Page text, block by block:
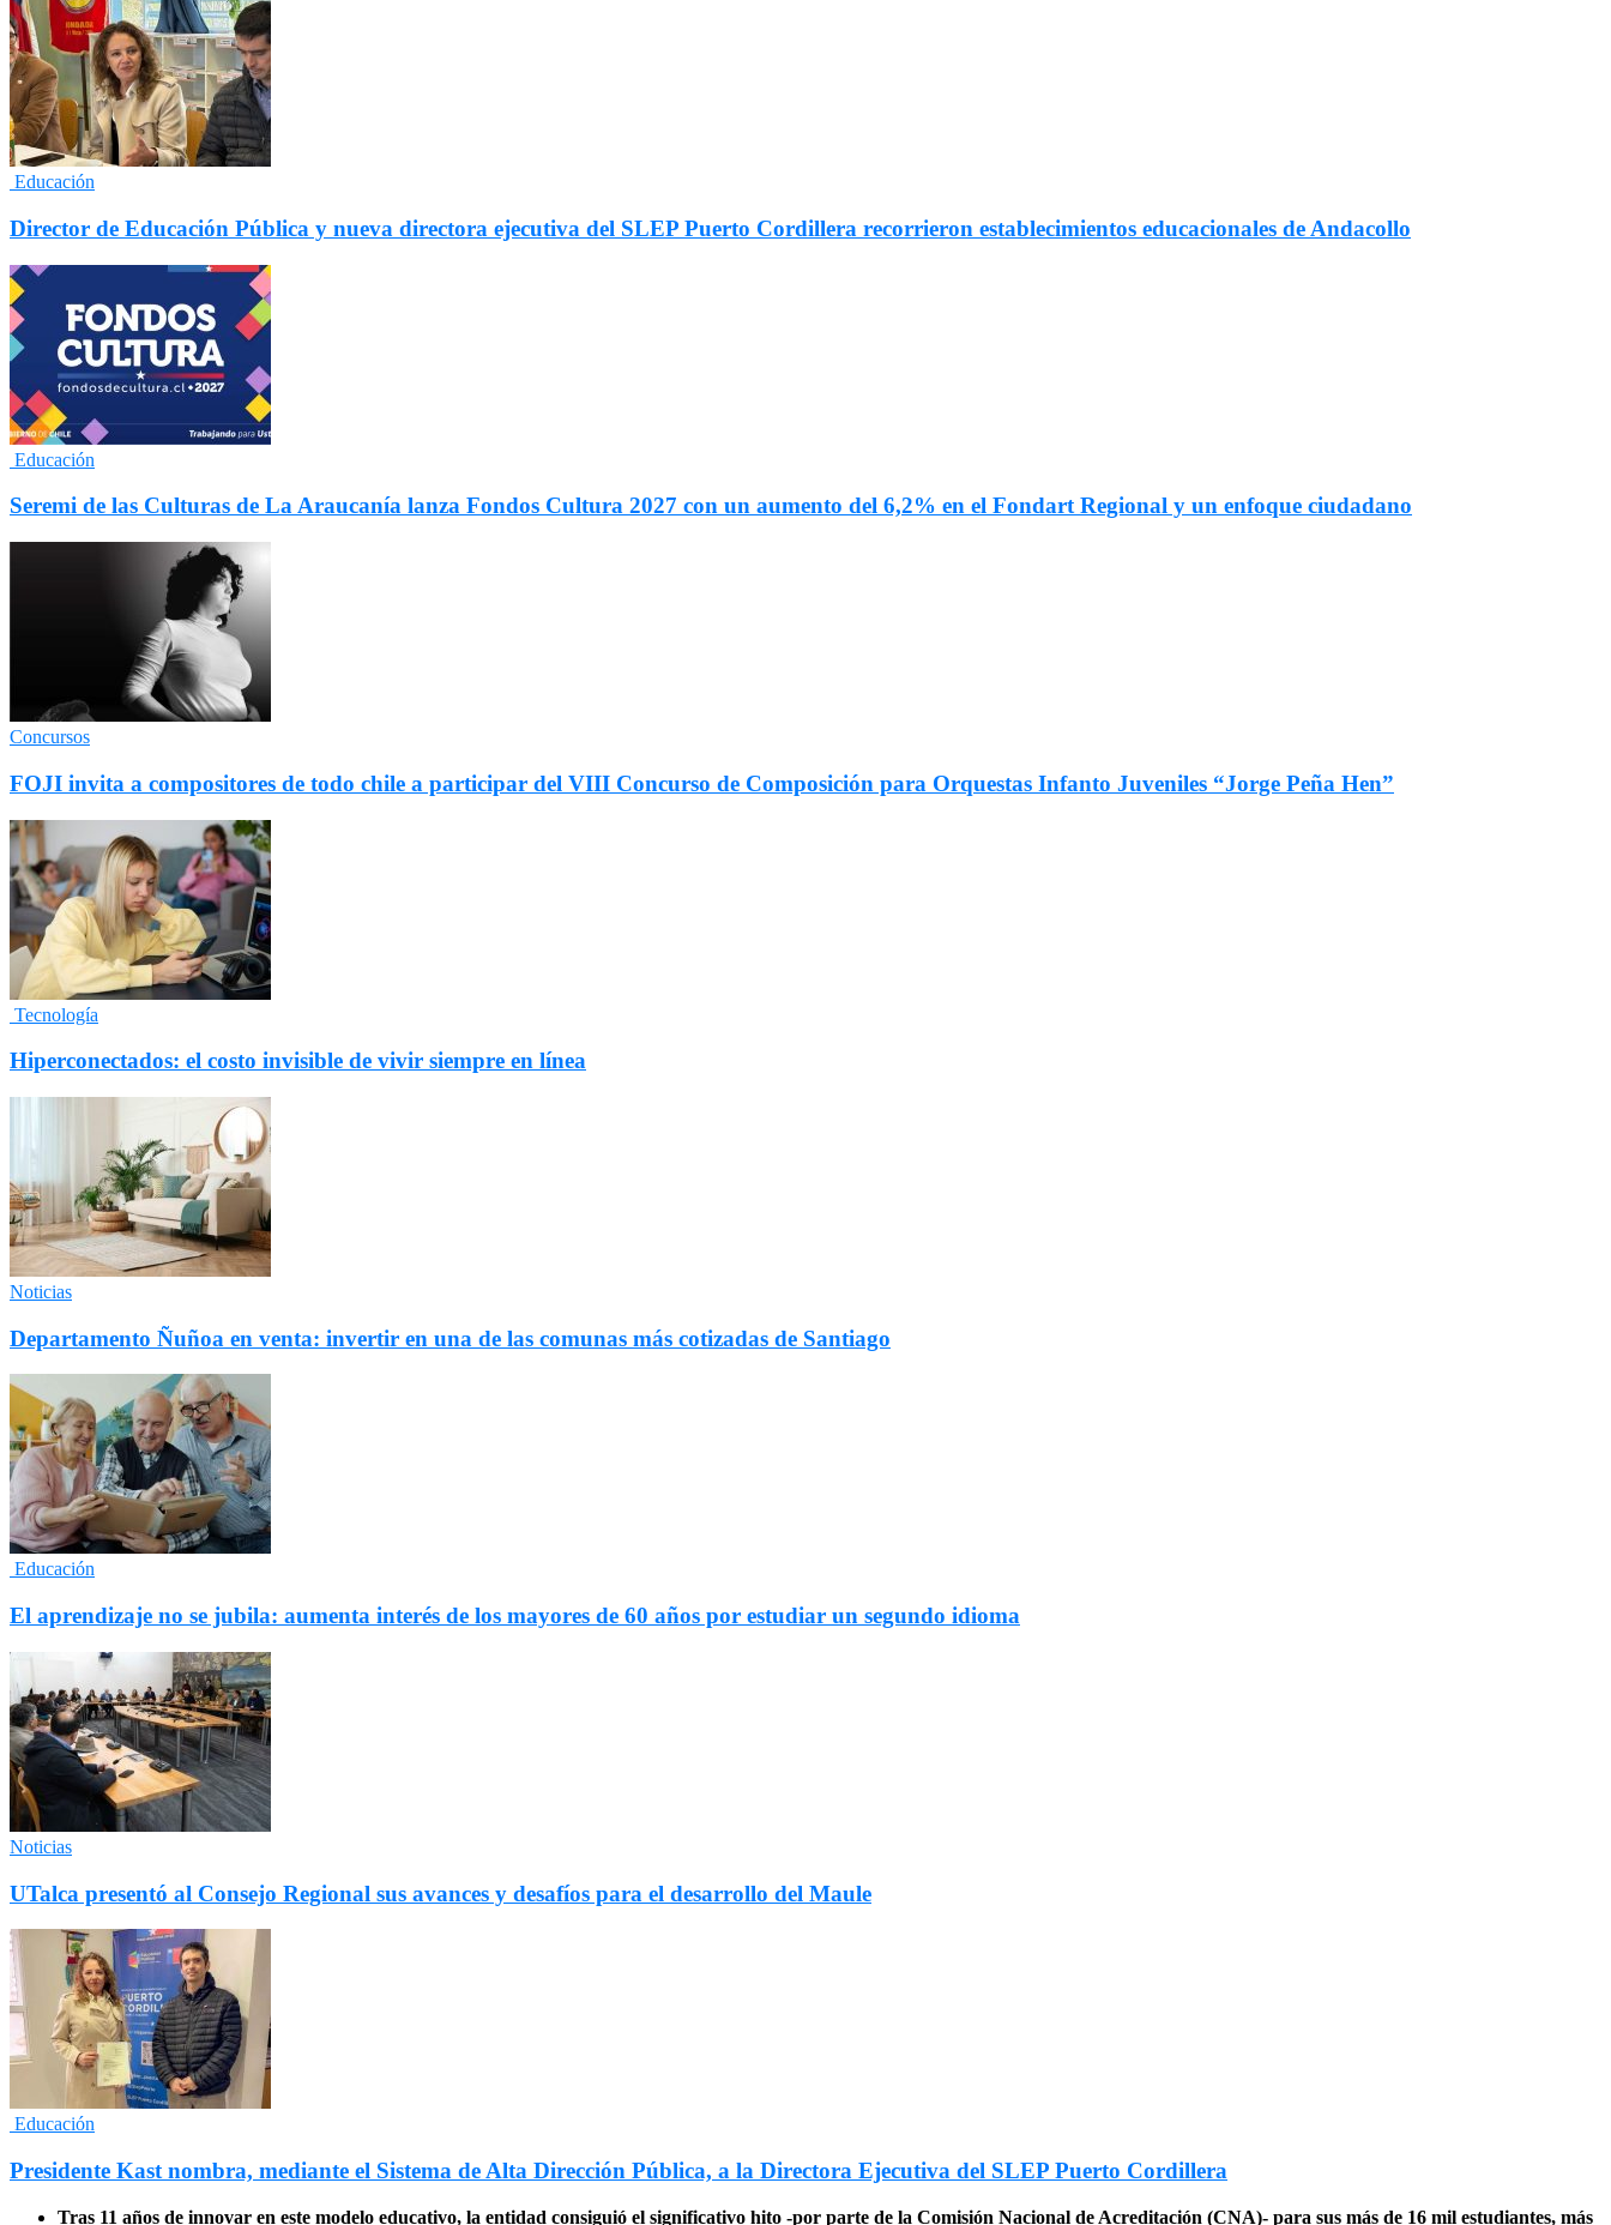
Educación
Director de Educación Pública y nueva directora ejecutiva del SLEP Puerto Cordillera recorrieron establecimientos educacionales de Andacollo
Educación
Seremi de las Culturas de La Araucanía lanza Fondos Cultura 2027 con un aumento del 6,2% en el Fondart Regional y un enfoque ciudadano
Concursos
FOJI invita a compositores de todo chile a participar del VIII Concurso de Composición para Orquestas Infanto Juveniles “Jorge Peña Hen”
Tecnología
Hiperconectados: el costo invisible de vivir siempre en línea
Noticias
Departamento Ñuñoa en venta: invertir en una de las comunas más cotizadas de Santiago
Educación
El aprendizaje no se jubila: aumenta interés de los mayores de 60 años por estudiar un segundo idioma
Noticias
UTalca presentó al Consejo Regional sus avances y desafíos para el desarrollo del Maule
Educación
Presidente Kast nombra, mediante el Sistema de Alta Dirección Pública, a la Directora Ejecutiva del SLEP Puerto Cordillera
Tras 11 años de innovar en este modelo educativo, la entidad consiguió el significativo hito -por parte de la Comisión Nacional de Acreditación (CNA)- para sus más de 16 mil estudiantes, más